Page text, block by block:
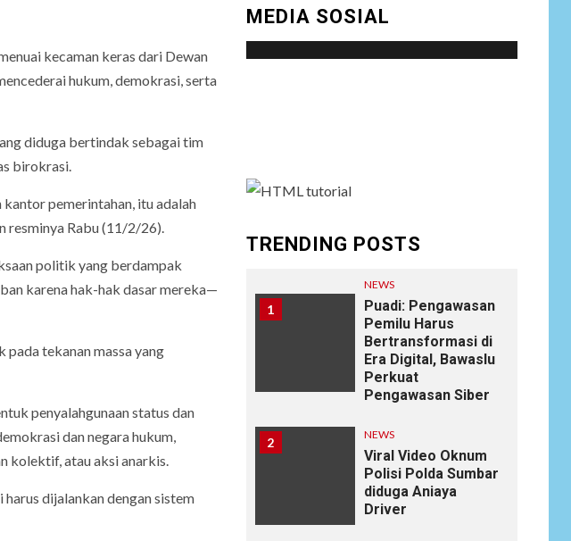
kecaman keras dari Dewan
hukum, demokrasi, serta
diduga bertindak sebagai tim
birokrasi.
pemerintahan, itu adalah
resminya Rabu (11/2/26).
politik yang berdampak
karena hak-hak dasar mereka—
tekanan massa yang
penyalahgunaan status dan
dan negara hukum,
kolektif, atau aksi anarkis.
dijalankan dengan sistem
MEDIA SOSIAL
TRENDING POSTS
1
NEWS
Puadi: Pengawasan
Pemilu Harus
Bertransformasi di
Era Digital, Bawaslu
Perkuat
Pengawasan Siber
2 NEWS
Viral Video Oknum
Polisi Polda Sumbar
diduga Aniaya
Driver